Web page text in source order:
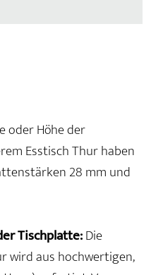
oder Höhe der
Esstisch Thur haben
28 mm und
Tischplatte:Die
wird aus hochwertigen,